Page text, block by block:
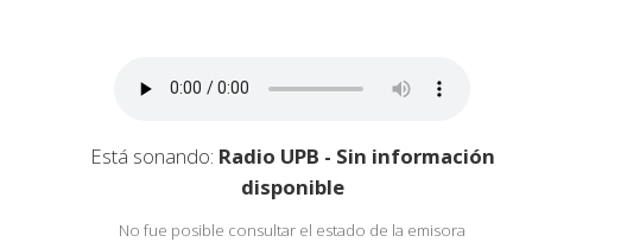
Está sonando: Radio UPB - Sin información
disponible
No fue posible consultar el estado de la emisora